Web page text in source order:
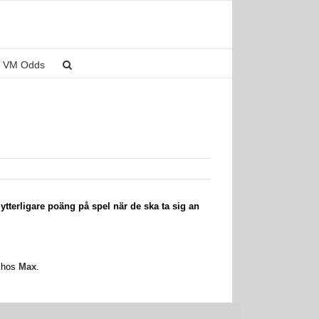
VM Odds
poäng på spel när de ska ta sig an
Max.